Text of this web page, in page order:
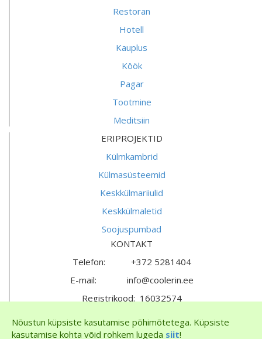
Restoran
Hotell
Kauplus
Köök
Pagar
Tootmine
Meditsiin
ERIPROJEKTID
Külmkambrid
Külmasüsteemid
Keskkülmariiulid
Keskkülmaletid
Soojuspumbad
KONTAKT
Telefon: +372 5281404
E-mail: info@coolerin.ee
Registrikood: 16032574
KMKR nr: EE102292826
Nõustun küpsiste kasutamise põhimõtetega. Küpsiste
kasutamise kohta võid rohkem lugeda siit!